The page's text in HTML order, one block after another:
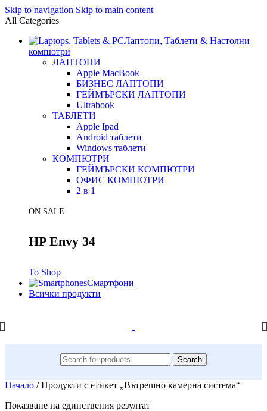
Skip to navigation Skip to main content
All Categories
Лаптопи, Таблети & Настолни
компютри
ЛАПТОПИ
Apple MacBook
БИЗНЕС ЛАПТОПИ
ГЕЙМЪРСКИ ЛАПТОПИ
Ultrabook
ТАБЛЕТИ
Apple Ipad
Android таблети
Windows таблети
КОМПЮТРИ
ГЕЙМЪРСКИ КОМПЮТРИ
ОФИС КОМПЮТРИ
2 в 1
ON SALE
HP Envy 34
To Shop
Смартфони
Всички продукти
Search
Начало / Продукти с етикет „Вътрешно камерна система“
Показване на единствения резултат